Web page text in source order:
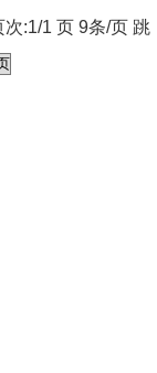
:1/1 页 9条/页 跳